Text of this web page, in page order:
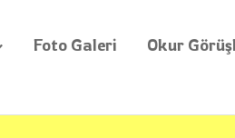
Foto Galeri Okur